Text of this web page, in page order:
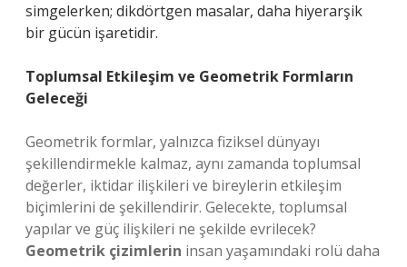
simgelerken; dikdörtgen masalar, daha hiyerarşik
bir gücün işaretidir.
Toplumsal Etkileşim ve Geometrik Formların
Geleceği
Geometrik formlar, yalnızca fiziksel dünyayı
şekillendirmekle kalmaz, aynı zamanda toplumsal
değerler, iktidar ilişkileri ve bireylerin etkileşim
biçimlerini de şekillendirir. Gelecekte, toplumsal
yapılar ve güç ilişkileri ne şekilde evrilecek?
Geometrik çizimlerin insan yaşamındaki rolü daha